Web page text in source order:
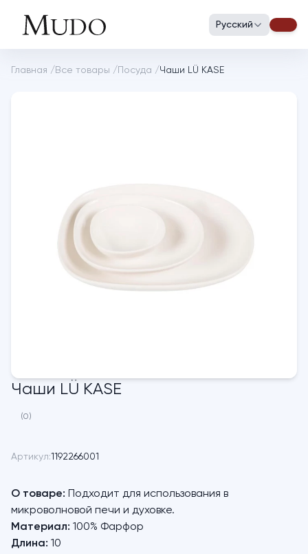
Русский
Главная / Все товары / Посуда /Чаши LÜ KASE
Чаши LÜ KASE
(0)
Артикул:1192266001
О товаре: Подходит для использования в
микроволновой печи и духовке.
Материал: 100% Фарфор
Длина: 10